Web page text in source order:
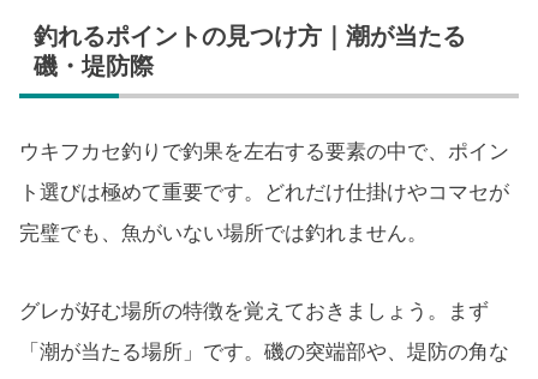
釣れるポイントの見つけ方｜潮が当たる
磯・堤防際
ウキフカセ釣りで釣果を左右する要素の中で、ポイン
ト選びは極めて重要です。どれだけ仕掛けやコマセが
完璧でも、魚がいない場所では釣れません。
グレが好む場所の特徴を覚えておきましょう。まず
「潮が当たる場所」です。磯の突端部や、堤防の角な